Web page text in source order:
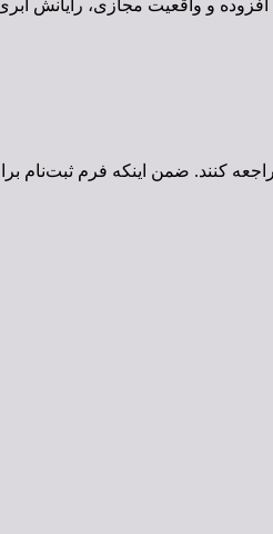
و واقعیت مجازی، رایانش
کنند. ضمن اینکه فرم